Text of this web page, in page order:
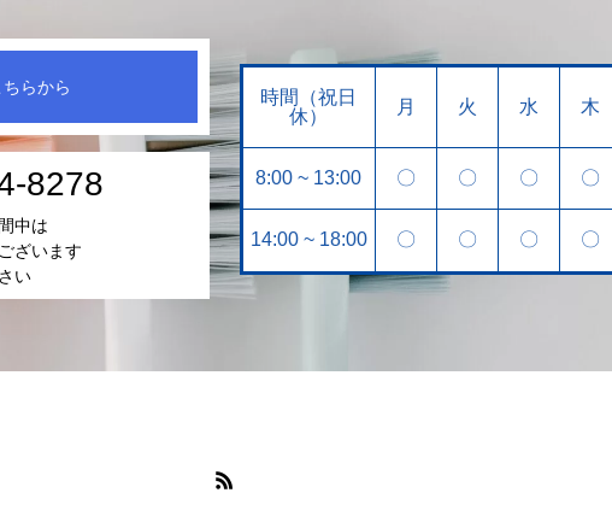
ちらから
8278
中は
ざいます
い
時間（祝日
休）
月 火 水 木
8:00 ~ 13:00 〇 〇 〇 〇
14:00 ~ 18:00 〇 〇 〇 〇